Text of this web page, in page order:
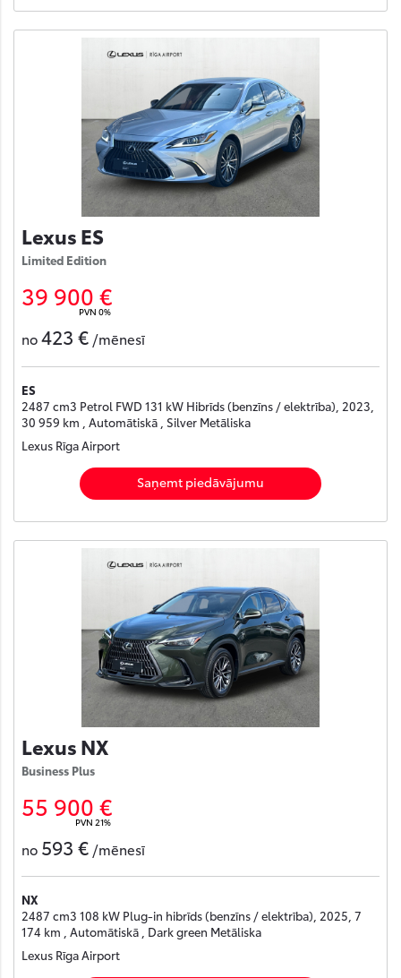
Lexus ES
Limited Edition
39 900 €
PVN 0%
no423 € /mēnesī
ES
2487 cm3 Petrol FWD 131 kW Hibrīds (benzīns / elektrība), 2023,
30 959 km , Automātiskā , Silver Metāliska
Lexus Rīga Airport
Saņemt piedāvājumu
Lexus NX
Business Plus
55 900 €
PVN 21%
no 593 € /mēnesī
NX
2487 cm3 108 kW Plug-in hibrīds (benzīns / elektrība), 2025, 7
174 km , Automātiskā , Dark green Metāliska
Lexus Rīga Airport